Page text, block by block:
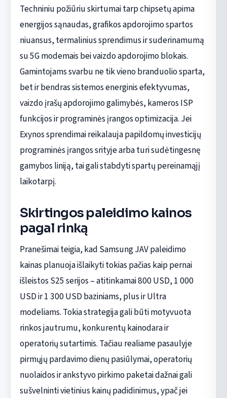
Techniniu požiūriu skirtumai tarp chipsetų apima
energijos sąnaudas, grafikos apdorojimo spartos
niuansus, termalinius sprendimus ir suderinamumą
su 5G modemais bei vaizdo apdorojimo blokais.
Gamintojams svarbu ne tik vieno branduolio sparta,
bet ir bendras sistemos energinis efektyvumas,
vaizdo įrašų apdorojimo galimybės, kameros ISP
funkcijos ir programinės įrangos optimizacija. Jei
Exynos sprendimai reikalauja papildomų investicijų
programinės įrangos srityje arba turi sudėtingesnę
gamybos liniją, tai gali stabdyti spartų pereinamąjį
laikotarpį.
Skirtingos paleidimo kainos
pagal rinką
Pranešimai teigia, kad Samsung JAV paleidimo
kainas planuoja išlaikyti tokias pačias kaip pernai
išleistos S25 serijos – atitinkamai 800 USD, 1 000
USD ir 1 300 USD baziniams, plus ir Ultra
modeliams. Tokia strategija gali būti motyvuota
rinkos jautrumu, konkurentų kainodara ir
operatorių sutartimis. Tačiau realiame pasaulyje
pirmųjų pardavimo dienų pasiūlymai, operatorių
nuolaidos ir ankstyvo pirkimo paketai dažnai gali
sušvelninti vietinius kainų padidinimus, ypač jei